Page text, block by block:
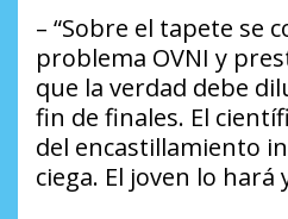
– “Sobre el tapete se
problema OVNI y
que la verdad debe
fin de finales. El
del encastillamiento
ciega. El joven lo hará